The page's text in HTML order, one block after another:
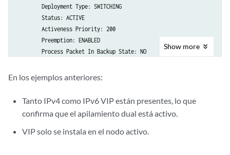
        Deployment Type: SWITCHING
        Status: ACTIVE
        Activeness Priority: 200
        Preemption: ENABLED
        Process Packet In Backup State: NO
        System Integrity Check: N/A
          Status : BACKUP
          Health Status: HEALTHY
Show more
En los ejemplos anteriores:
Tanto IPv4 como IPv6 VIP están presentes, lo que
confirma que el apilamiento dual está activo.
VIP solo se instala en el nodo activo.